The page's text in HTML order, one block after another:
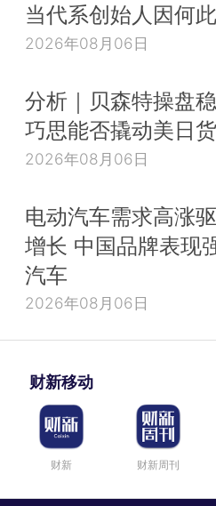
当代系创始人因何
2026年08月06日
分析｜贝森特操盘
巧思能否撬动美日
2026年08月06日
电动汽车需求高涨
增长 中国品牌表现
汽车
2026年08月06日
财新移动
财新 财新周刊